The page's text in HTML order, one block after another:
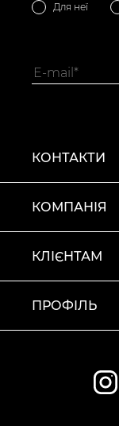
Для неї
КОНТАКТИ
КОМПАНІЯ
КЛІЄНТАМ
ПРОФІЛЬ